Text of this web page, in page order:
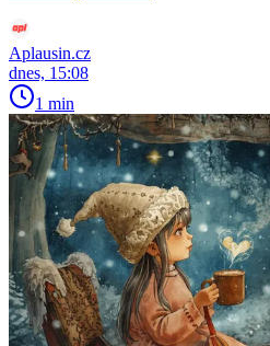
Aplausin.cz
dnes, 15:08
1 min